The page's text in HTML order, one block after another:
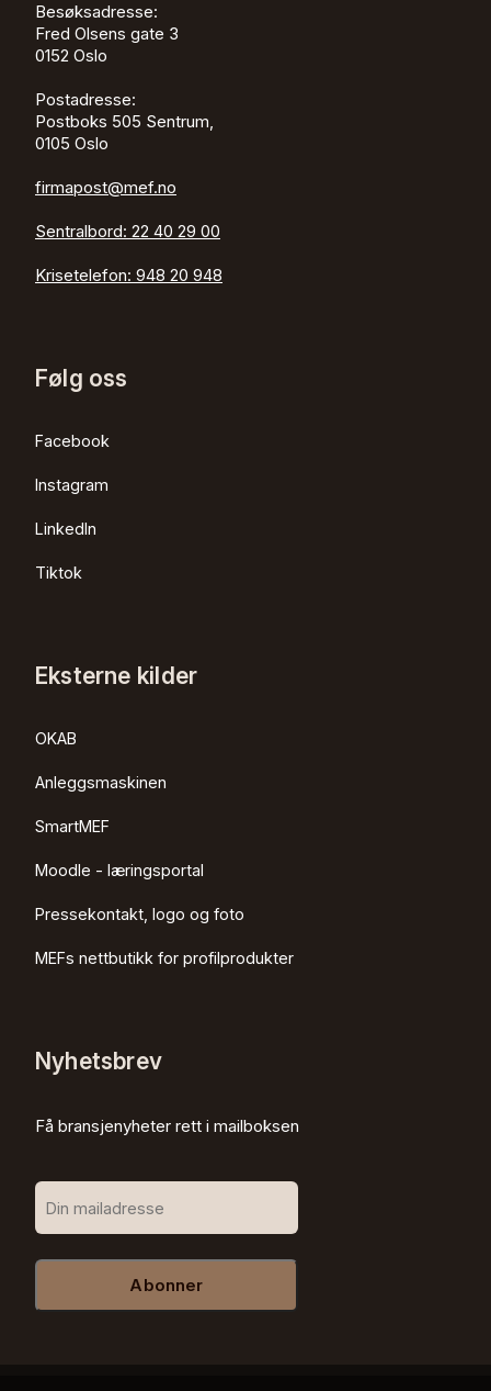
Besøksadresse:
Fred Olsens gate 3
0152 Oslo
Postadresse:
Postboks 505 Sentrum,
0105 Oslo
firmapost@mef.no
Sentralbord: 22 40 29 00
Krisetelefon: 948 20 948
Følg oss
Facebook
Instagram
LinkedIn
Tiktok
Eksterne kilder
OKAB
Anleggsmaskinen
SmartMEF
Moodle - læringsportal
Pressekontakt, logo og foto
MEFs nettbutikk for profilprodukter
Nyhetsbrev
Få bransjenyheter rett i mailboksen
Abonner